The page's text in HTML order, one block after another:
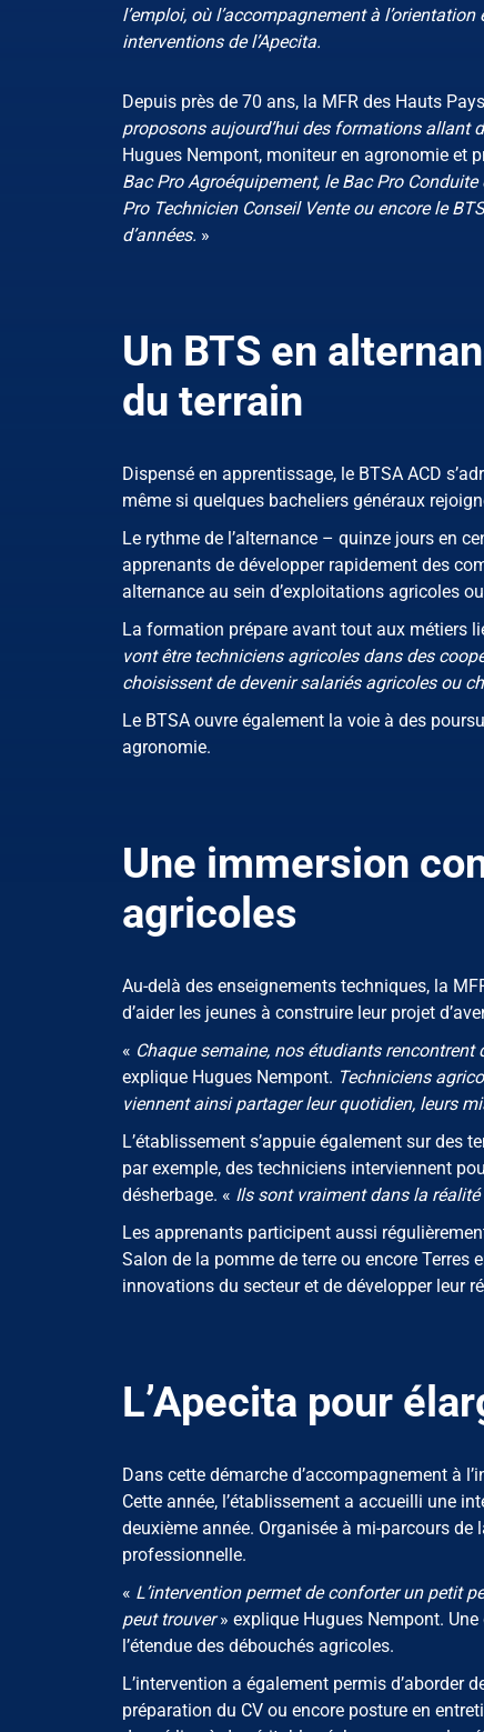
l’emploi, où l’accompagnement à
interventions de l’Apecita.
Depuis près de 70 ans, la MFR des Hauts
proposons aujourd’hui des formations allant
Hugues Nempont, moniteur en agronomie et
Bac Pro Agroéquipement, le Bac Pro
Pro Technicien Conseil Vente ou encore le
d’années. »
Un BTS en
du terrain
Dispensé en apprentissage, le BTSA ACD
même si quelques bacheliers généraux
Le rythme de l’alternance – quinze jours en
apprenants de développer rapidement des
alternance au sein d’exploitations agricoles
La formation prépare avant tout aux métiers
vont être techniciens agricoles dans des
choisissent de devenir salariés agricoles ou
Le BTSA ouvre également la voie à des
agronomie.
Une immersion
agricoles
Au-delà des enseignements techniques, la
d’aider les jeunes à construire leur projet
« Chaque semaine, nos étudiants
explique Hugues Nempont. Techniciens
viennent ainsi partager leur quotidien, leurs
L’établissement s’appuie également sur des
par exemple, des techniciens interviennent
désherbage. « Ils sont vraiment dans la
Les apprenants participent aussi
Salon de la pomme de terre ou encore Terres
innovations du secteur et de développer leur
L’Apecita pour
Dans cette démarche d’accompagnement à
Cette année, l’établissement a accueilli une
deuxième année. Organisée à mi-parcours
professionnelle.
« L’intervention permet de conforter un petit
peut trouver» explique Hugues Nempont.
l’étendue des débouchés agricoles.
L’intervention a également permis d’aborder
préparation du CV ou encore posture en